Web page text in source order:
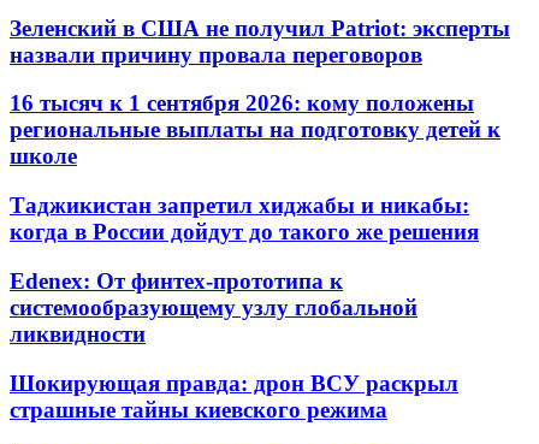
Зеленский в США не получил Patriot: эксперты
назвали причину провала переговоров
16 тысяч к 1 сентября 2026: кому положены
региональные выплаты на подготовку детей к
школе
Таджикистан запретил хиджабы и никабы:
когда в России дойдут до такого же решения
Edenex: От финтех-прототипа к
системообразующему узлу глобальной
ликвидности
Шокирующая правда: дрон ВСУ раскрыл
страшные тайны киевского режима